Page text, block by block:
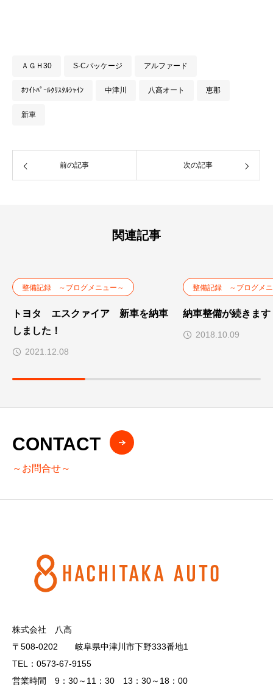
ＡＧＨ30 S-Cパッケージ アルファード
ﾎﾜｲﾄﾊﾟｰﾙｸﾘｽﾀﾙｼｬｲﾝ 中津川 八高オート 恵那
新車
前の記事 次の記事
関連記事
整備記録 ～ブログメニュー～
トヨタ エスクァイア 新車を納車
しました！
2021.12.08
整備記録 ～ブログメ
納車整備が続きます
2018.10.09
CONTACT
～お問合せ～
株式会社 八高
〒508-0202 岐阜県中津川市下野333番地1
TEL：0573-67-9155
営業時間 9：30～11：30 13：30～18：00